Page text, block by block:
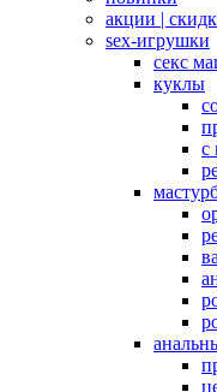
акции |
sex-игрушки
секс
куклы
с